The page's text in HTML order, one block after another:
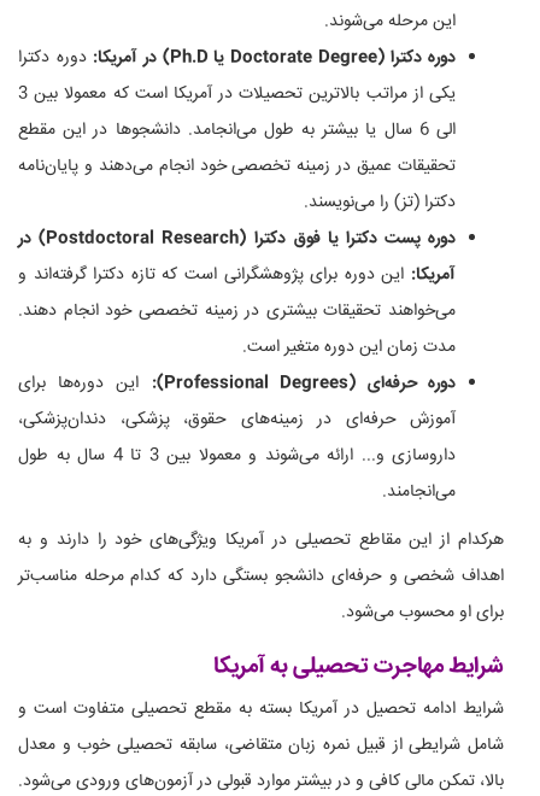
این مرحله می‌شوند.
دوره دکترا (Doctorate Degree یا Ph.D) در آمریکا:
دوره دکترا
یکی از مراتب بالاترین تحصیلات در آمریکا است که معمولا بین 3
الی 6 سال یا بیشتر به طول می‌انجامد. دانشجوها در این مقطع
تحقیقات عمیق در زمینه تخصصی خود انجام می‌دهند و پایان‌نامه
دکترا (تز) را می‌نویسند.
دوره‌ پست دکترا یا فوق دکترا (Postdoctoral Research) در
آمریکا: این دوره برای پژوهشگرانی است که تازه دکترا گرفته‌اند و
می‌خواهند تحقیقات بیشتری در زمینه تخصصی خود انجام دهند.
مدت زمان این دوره متغیر است.
دوره حرفه‌ای (Professional Degrees):
این دوره‌ها برای
آموزش حرفه‌ای در زمینه‌های حقوق، پزشکی، دندان‌پزشکی،
داروسازی و... ارائه می‌شوند و معمولا بین 3 تا 4 سال به طول
می‌انجامند.
هرکدام از این مقاطع تحصیلی در آمریکا ویژگی‌های خود را دارند و به
اهداف شخصی و حرفه‌ای دانشجو بستگی دارد که کدام مرحله مناسب‌تر
برای او محسوب می‌شود.
شرایط مهاجرت تحصیلی به آمریکا
شرایط ادامه تحصیل در آمریکا بسته به مقطع تحصیلی متفاوت است و
شامل شرایطی از قبیل نمره زبان متقاضی، سابقه تحصیلی خوب و معدل
بالا، تمکن مالی کافی و در بیشتر موارد قبولی در آزمون‌های ورودی می‌شود.